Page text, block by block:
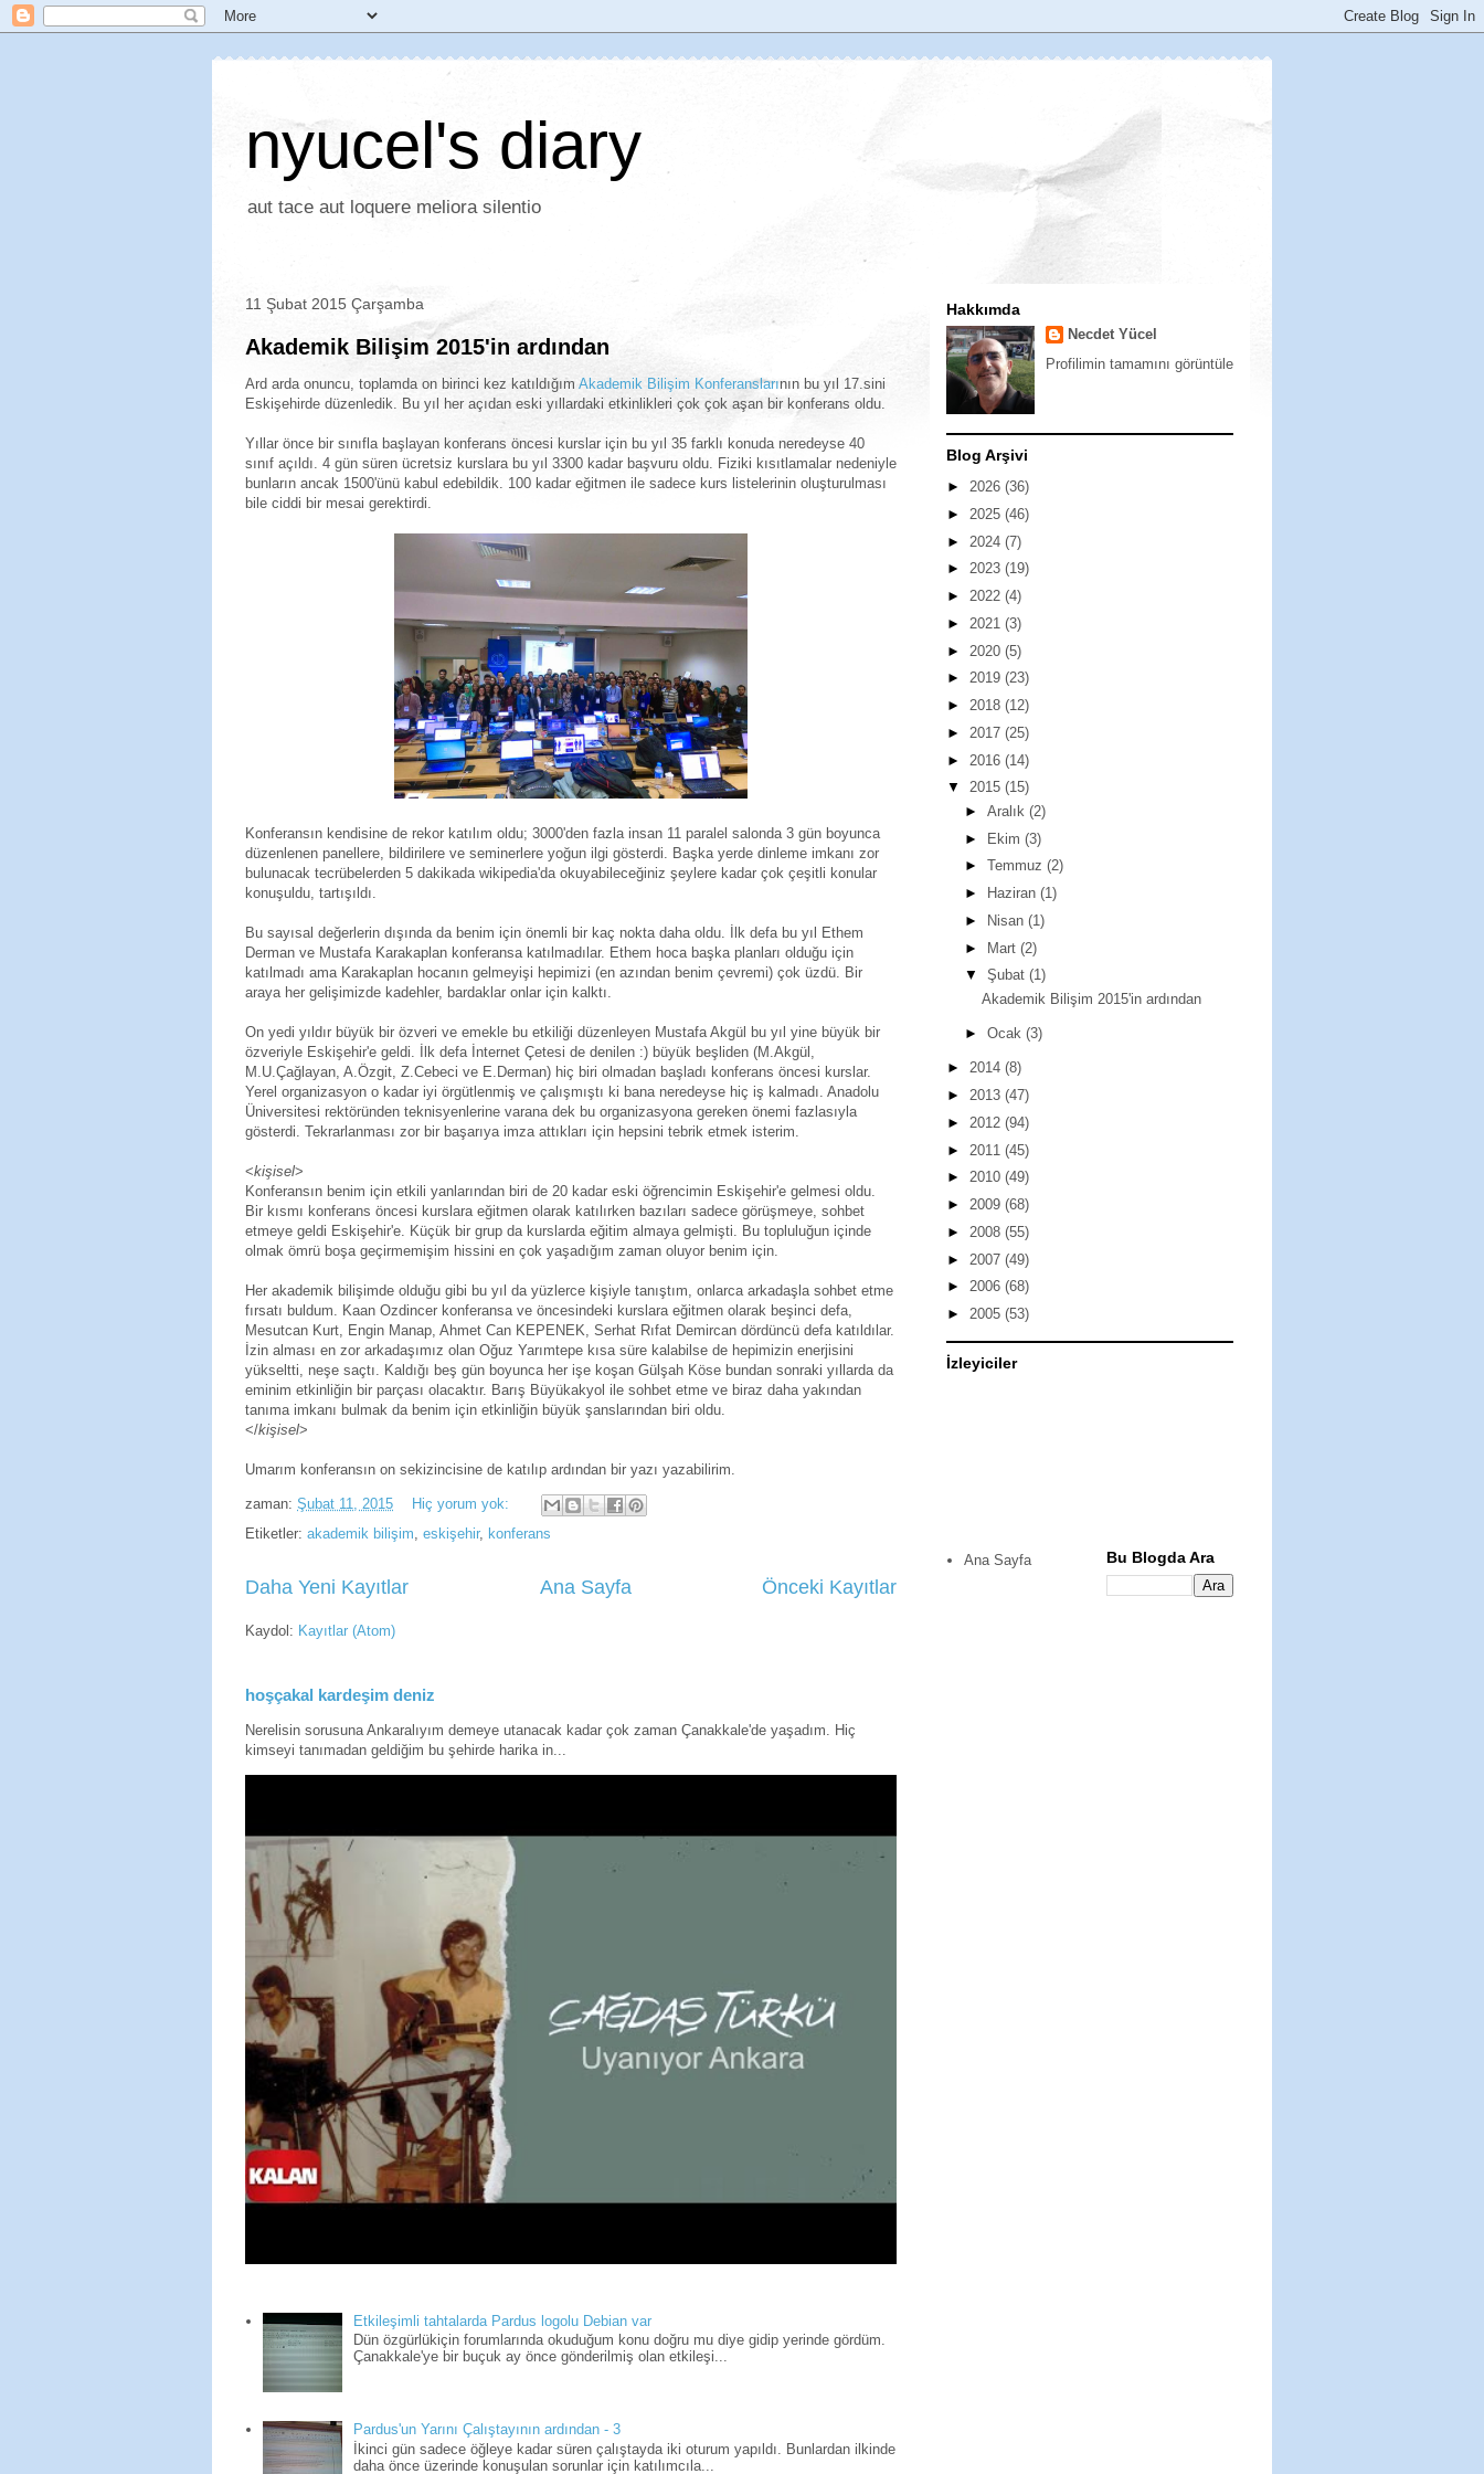
nyucel's diary
aut tace aut loquere meliora silentio
11 Şubat 2015 Çarşamba
Akademik Bilişim 2015'in ardından
Ard arda onuncu, toplamda on birinci kez katıldığım Akademik Bilişim Konferanslarının bu yıl 17.sini
Eskişehirde düzenledik. Bu yıl her açıdan eski yıllardaki etkinlikleri çok çok aşan bir konferans oldu.
Yıllar önce bir sınıfla başlayan konferans öncesi kurslar için bu yıl 35 farklı konuda neredeyse 40
sınıf açıldı. 4 gün süren ücretsiz kurslara bu yıl 3300 kadar başvuru oldu. Fiziki kısıtlamalar nedeniyle
bunların ancak 1500'ünü kabul edebildik. 100 kadar eğitmen ile sadece kurs listelerinin oluşturulması
bile ciddi bir mesai gerektirdi.
Konferansın kendisine de rekor katılım oldu; 3000'den fazla insan 11 paralel salonda 3 gün boyunca
düzenlenen panellere, bildirilere ve seminerlere yoğun ilgi gösterdi. Başka yerde dinleme imkanı zor
bulunacak tecrübelerden 5 dakikada wikipedia'da okuyabileceğiniz şeylere kadar çok çeşitli konular
konuşuldu, tartışıldı.
Bu sayısal değerlerin dışında da benim için önemli bir kaç nokta daha oldu. İlk defa bu yıl Ethem
Derman ve Mustafa Karakaplan konferansa katılmadılar. Ethem hoca başka planları olduğu için
katılmadı ama Karakaplan hocanın gelmeyişi hepimizi (en azından benim çevremi) çok üzdü. Bir
araya her gelişimizde kadehler, bardaklar onlar için kalktı.
On yedi yıldır büyük bir özveri ve emekle bu etkiliği düzenleyen Mustafa Akgül bu yıl yine büyük bir
özveriyle Eskişehir'e geldi. İlk defa İnternet Çetesi de denilen :) büyük beşliden (M.Akgül,
M.U.Çağlayan, A.Özgit, Z.Cebeci ve E.Derman) hiç biri olmadan başladı konferans öncesi kurslar.
Yerel organizasyon o kadar iyi örgütlenmiş ve çalışmıştı ki bana neredeyse hiç iş kalmadı. Anadolu
Üniversitesi rektöründen teknisyenlerine varana dek bu organizasyona gereken önemi fazlasıyla
gösterdi. Tekrarlanması zor bir başarıya imza attıkları için hepsini tebrik etmek isterim.
<kişisel>
Konferansın benim için etkili yanlarından biri de 20 kadar eski öğrencimin Eskişehir'e gelmesi oldu.
Bir kısmı konferans öncesi kurslara eğitmen olarak katılırken bazıları sadece görüşmeye, sohbet
etmeye geldi Eskişehir'e. Küçük bir grup da kurslarda eğitim almaya gelmişti. Bu topluluğun içinde
olmak ömrü boşa geçirmemişim hissini en çok yaşadığım zaman oluyor benim için.
Her akademik bilişimde olduğu gibi bu yıl da yüzlerce kişiyle tanıştım, onlarca arkadaşla sohbet etme
fırsatı buldum. Kaan Ozdincer konferansa ve öncesindeki kurslara eğitmen olarak beşinci defa,
Mesutcan Kurt, Engin Manap, Ahmet Can KEPENEK, Serhat Rıfat Demircan dördüncü defa katıldılar.
İzin alması en zor arkadaşımız olan Oğuz Yarımtepe kısa süre kalabilse de hepimizin enerjisini
yükseltti, neşe saçtı. Kaldığı beş gün boyunca her işe koşan Gülşah Köse bundan sonraki yıllarda da
eminim etkinliğin bir parçası olacaktır. Barış Büyükakyol ile sohbet etme ve biraz daha yakından
tanıma imkanı bulmak da benim için etkinliğin büyük şanslarından biri oldu.
</kişisel>
Umarım konferansın on sekizincisine de katılıp ardından bir yazı yazabilirim.
zaman: Şubat 11, 2015
Hiç yorum yok:
Etiketler: akademik bilişim, eskişehir, konferans
Daha Yeni Kayıtlar Önceki Kayıtlar
Ana Sayfa
Kaydol: Kayıtlar (Atom)
hoşçakal kardeşim deniz
Nerelisin sorusuna Ankaralıyım demeye utanacak kadar çok zaman Çanakkale'de yaşadım. Hiç
kimseyi tanımadan geldiğim bu şehirde harika in...
Etkileşimli tahtalarda Pardus logolu Debian var
Dün özgürlükiçin forumlarında okuduğum konu doğru mu diye gidip yerinde gördüm.
Çanakkale'ye bir buçuk ay önce gönderilmiş olan etkileşi...
Pardus'un Yarını Çalıştayının ardından - 3
İkinci gün sadece öğleye kadar süren çalıştayda iki oturum yapıldı. Bunlardan ilkinde
daha önce üzerinde konuşulan sorunlar için katılımcıla...
Hakkımda
Necdet Yücel
Profilimin tamamını görüntüle
Blog Arşivi
► 2026 (36)
► 2025 (46)
► 2024 (7)
► 2023 (19)
► 2022 (4)
► 2021 (3)
► 2020 (5)
► 2019 (23)
► 2018 (12)
► 2017 (25)
► 2016 (14)
▼ 2015 (15)
► Aralık (2)
► Ekim (3)
► Temmuz (2)
►
Haziran (1)
►
Nisan (1)
► Mart (2)
▼ Şubat (1)
Akademik Bilişim 2015'in ardından
► Ocak (3)
► 2014 (8)
► 2013 (47)
► 2012 (94)
► 2011 (45)
► 2010 (49)
► 2009 (68)
► 2008 (55)
► 2007 (49)
► 2006 (68)
► 2005 (53)
İzleyiciler
Ana Sayfa Bu Blogda Ara